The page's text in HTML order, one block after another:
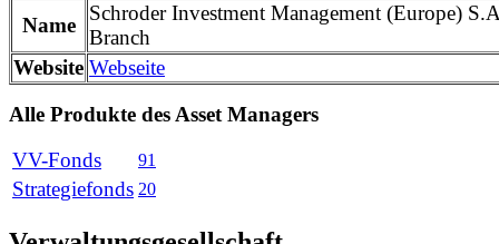
Name
Schroder Investment Management (Europe)
Branch
Website Webseite
Alle Produkte des Asset Managers
VV-Fonds
91
Strategiefonds 20